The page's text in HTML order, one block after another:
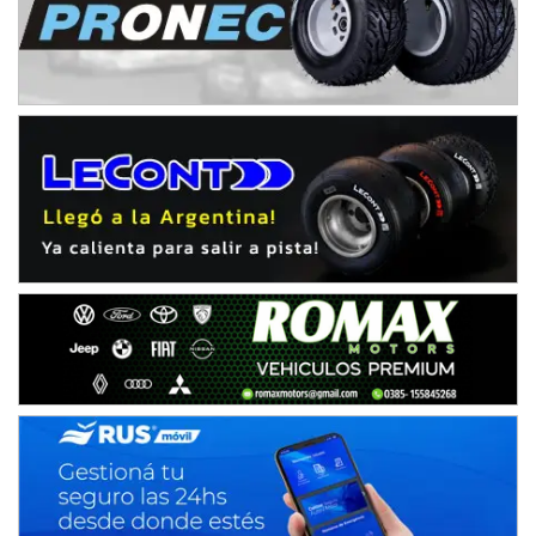
08/09-AGO
IAME SERIES ARGENTINA 6
Baradero (Buenos Aires)
KDO - F6
Ciudad de Trenque Lauquen (Asfalto)
ENTRERRIANO - F6 (POSTERGADA)
Villaguay (Entre Ríos)
VICTORIENSE - F7
El Cerro (Tierra)
Victoria (Entre Ríos)
PATAGONICO - F6
Gral. E. Godoy (Río Negro)
CSK - F7